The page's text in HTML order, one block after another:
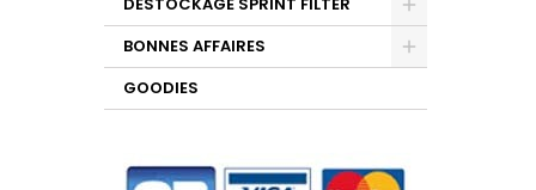
BONNES AFFAIRES
GOODIES